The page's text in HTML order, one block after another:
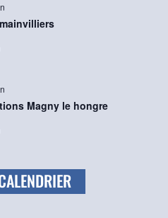
Magny le hongre